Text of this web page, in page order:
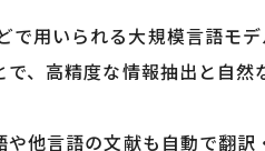
用いられる大規模言語モ
、高精度な情報抽出と自然
他言語の文献も自動で翻